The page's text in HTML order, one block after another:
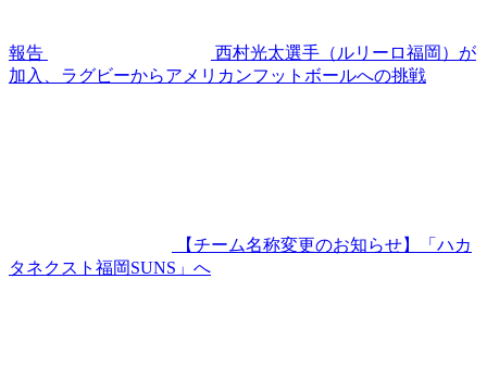
報告
西村光太選手（ルリーロ福岡）が
加入、ラグビーからアメリカンフットボールへの挑戦
【チーム名称変更のお知らせ】「ハカ
タネクスト福岡SUNS」へ